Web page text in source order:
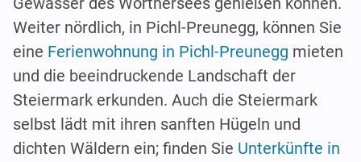
Weiter nördlich, in Pichl-Preunegg, können Sie
eine Ferienwohnung in Pichl-Preunegg mieten
und die beeindruckende Landschaft der
Steiermark erkunden. Auch die Steiermark
selbst lädt mit ihren sanften Hügeln und
dichten Wäldern ein; finden Sie Unterkünfte in